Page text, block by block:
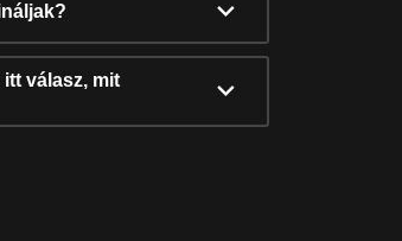
válasz, mit